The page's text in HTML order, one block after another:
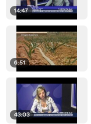
14:47
6:51
43:03